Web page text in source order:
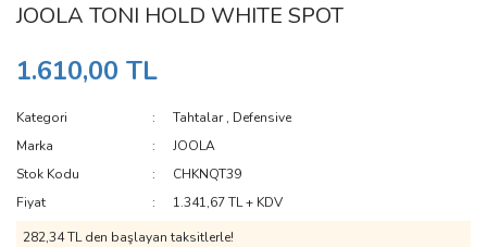
JOOLA TONI HOLD WHITE SPOT
1.610,00 TL
Kategori Tahtalar, Defensive
Marka
JOOLA
Stok Kodu
CHKNQT39
Fiyat
1.341,67 TL + KDV
282,34 TL den başlayan taksitlerle!